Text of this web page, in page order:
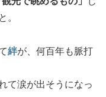
。
絆が、何百年も脈打
て涙が出そうになっ